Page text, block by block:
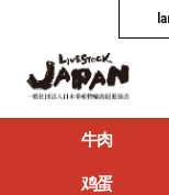
牛肉
鸡蛋